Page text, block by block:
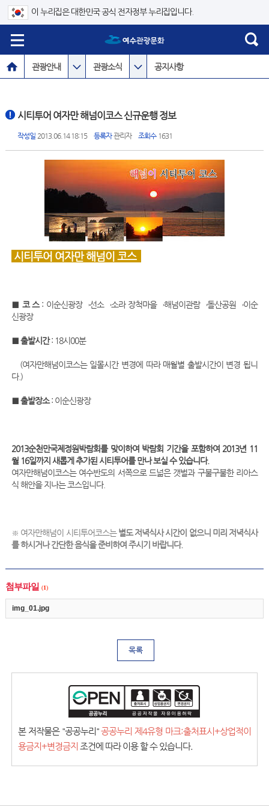
이 누리집은 대한민국 공식 전자정부 누리집입니다.
관광안내 관광소식 공지사항
시티투어 여자만 해넘이코스 신규운행 정보
작성일 2013.06.14 18:15 등록자 관리자 조회수 1631
시티투어 여자만 해넘이 코스
■ 코 스: 이순신광장→선소→소라 장척마을→해넘이관람→돌산공원→이순
신광장
■ 출발시간: 18시00분
(여자만해넘이코스는 일몰시간 변경에 따라 매월별 출발시간이 변경 됩니
다.)
■ 출발장소: 이순신광장
2013순천만국제정원박람회를 맞이하여 박람회 기간을 포함하여 2013년 11
월 16일까지 새롭게 추가된 시티투어를 만나 보실 수 있습니다.
여자만해넘이코스는 여수반도의 서쪽으로 드넓은 갯벌과 구불구불한 리아스
식 해안을 지나는 코스입니다.
※ 여자만해넘이 시티투어코스는별도 저녁식사 시간이 없으니 미리 저녁식사
를 하시거나 간단한 음식을 준비하여 주시기 바랍니다.
첨부파일 (1)
img_01.jpg
목록
본 저작물은 "공공누리"공공누리 제4유형 마크:출처표시+상업적이
용금지+변경금지 조건에 따라 이용 할 수 있습니다.